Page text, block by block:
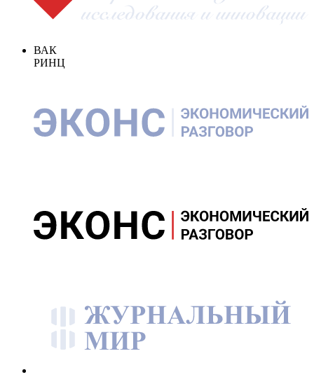
ВАК
РИНЦ